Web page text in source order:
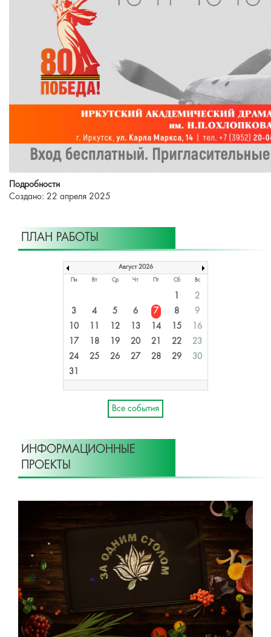
Подробности
Создано: 22 апреля 2025
ПЛАН РАБОТЫ
Август 2026
Пн Вт Ср Чт Пт Сб Вс
1
2
3
4 5 6 7 8
9
10
11 12 13 14 15
16
17
18 19 20 21 22
23
24
25 26 27 28 29
30
31
Все события
ИНФОРМАЦИОННЫЕ
ПРОЕКТЫ